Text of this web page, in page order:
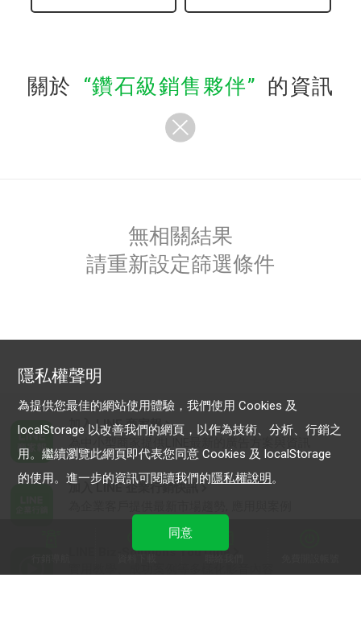
關於 鑽石級銷售夥伴 的資訊
無相關結果
請重新設定篩選條件
加入 LINE 商家報
加入 LINE 企業行銷快訊
LINE Biz-Solutions YouTube
隱私權聲明
為提供您最佳的網站使用體驗，我們使用 Cookies 及
localStorage 以改善我們的網頁，以作為技術、分析、行銷之
用。繼續瀏覽此網頁即代表您同意 Cookies 及 localStorage
的使用。進一步的資訊可閱讀我們的隱私權說明。
同意